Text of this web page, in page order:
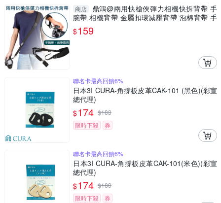
商店
鼎鴻@兩用快槍俠彈力相機快拆背帶 手
腕帶 相機背帶 金屬扣環減壓背帶 泡棉背帶 手
腕繩 相機肩帶
$159
聯名卡最高回饋6%
日本3I CURA-角撐板皮革CAK-101 (黑色)(彩宣
總代理)
$174 $183
限時下殺
券
聯名卡最高回饋6%
日本3I CURA-角撐板皮革CAK-101(米色)(彩宣
總代理)
$174 $183
限時下殺
券